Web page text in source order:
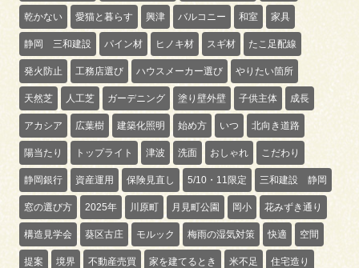
乾かない 愛猫と暮らす 興津 バルコニー 和室 家具
静岡 三和建設 パイン材 ヒノキ材 スギ材 たこ足配線
発火防止 工務店選び ハウスメーカー選び やりたい箇所
天然芝 人工芝 ガーデニング 塗り壁外壁 子供主体 成長
アカシア 広葉樹 建築化照明 始め方 いつ 北向き道路
陽当たり トップライト 津波 洗面 おしゃれ こだわり
静岡銀行 資産運用 保険見直し 5/10・11限定 三和建設 静岡
窓の選び方 2025年 川原町 月見町公園 岡小 花みずき通り
構造見学会 葵区古庄 モルック 梅雨の湿気対策 快適 空間
提案 境界 不動産売買 家を建てるとき 米不足 住宅造り